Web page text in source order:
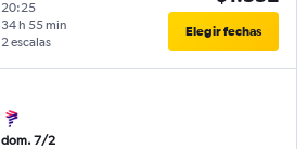
20:25
2 escalas
34 h 55 min Elegir fechas
dom. 7/2